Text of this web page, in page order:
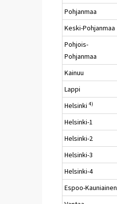
Pohjanmaa
Keski-Pohjanmaa
Pohjois-
Pohjanmaa
Kainuu
Lappi
Helsinki4)
Helsinki-1
Helsinki-2
Helsinki-3
Helsinki-4
Espoo-Kauniainen